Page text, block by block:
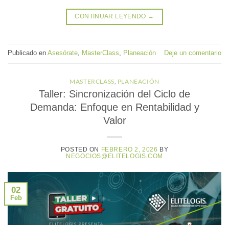
CONTINUAR LEYENDO →
Publicado en Asesórate, MasterClass, Planeación Deje un comentario
MASTERCLASS PLANEACIÓN
Taller: Sincronización del Ciclo de
Demanda: Enfoque en Rentabilidad y
Valor
POSTED ON FEBRERO 2, 2026 BY
NEGOCIOS@ELITELOGIS.COM
02
Feb